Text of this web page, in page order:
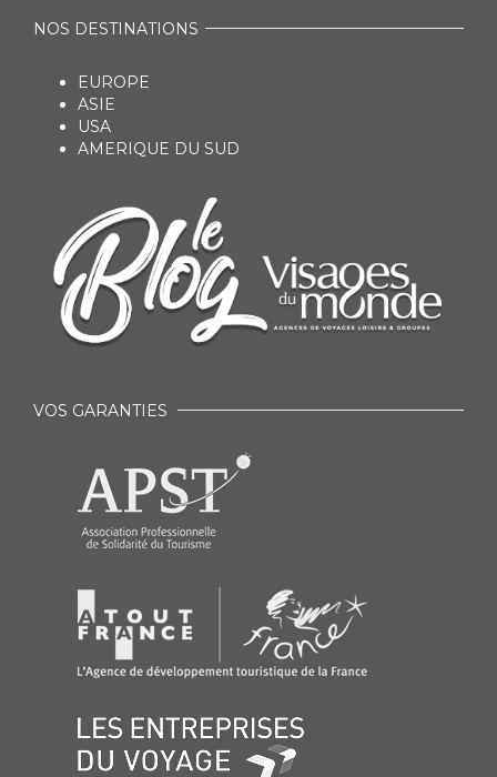
NOS DESTINATIONS
EUROPE
ASIE
USA
AMERIQUE DU SUD
VOS GARANTIES